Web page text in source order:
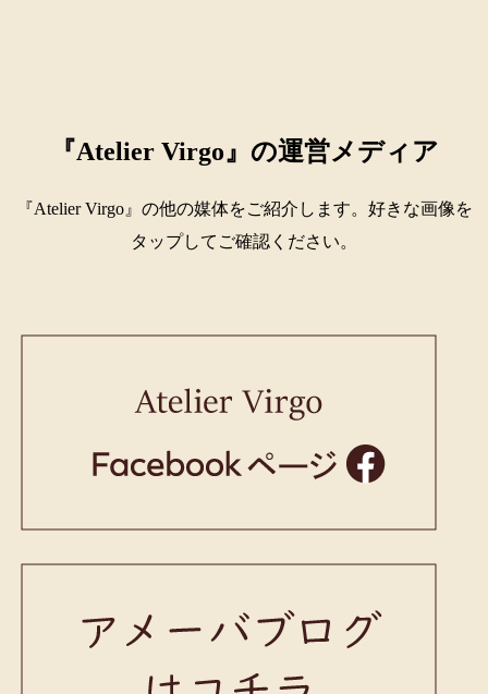
『Atelier Virgo』の運営メディア
『Atelier Virgo』の他の媒体をご紹介します。好きな画像を
タップしてご確認ください。